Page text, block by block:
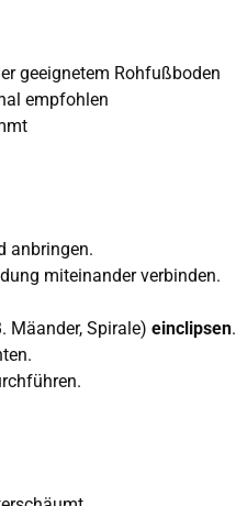
geeignetem Rohfußboden
empfohlen
anbringen.
miteinander verbinden.
Mäander, Spirale) einclipsen.